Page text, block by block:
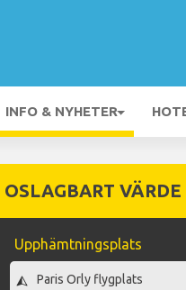
INFO & NYHETER
OSLAGBART
Upphämtningsplats